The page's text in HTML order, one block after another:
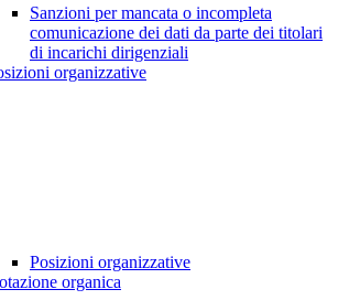
Sanzioni per mancata o incompleta
comunicazione dei dati da parte dei titolari
di incarichi dirigenziali
organizzative
Posizioni organizzative
organica